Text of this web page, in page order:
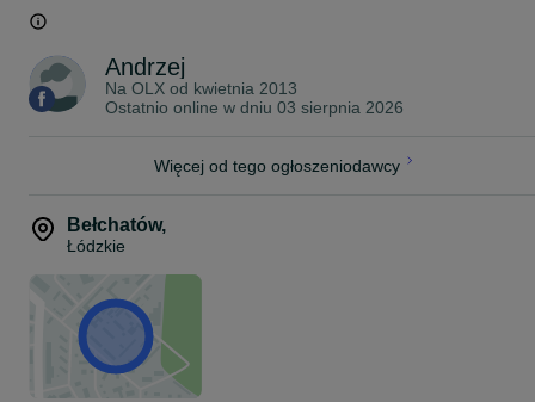
Andrzej
Na OLX od kwietnia 2013
Ostatnio online w dniu 03 sierpnia 2026
Więcej od tego ogłoszeniodawcy
Bełchatów,
Łódzkie